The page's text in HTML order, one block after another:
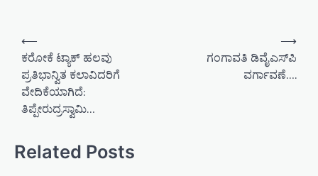
a
⟵
ಕರೋಕೆ ಟ್ಯಾಕ್ ಹಲವು
ಪ್ರತಿಭಾನ್ವಿತ ಕಲಾವಿದರಿಗೆ
ವೇದಿಕೆಯಾಗಿದೆ:
ತಿಪ್ಪೇರುದ್ರಸ್ವಾಮಿ…
ಗಂಗಾವತಿ ಡಿವೈಎಸ್‌ಪಿ
ವರ್ಗಾವಣೆ….
⟶
Related Posts